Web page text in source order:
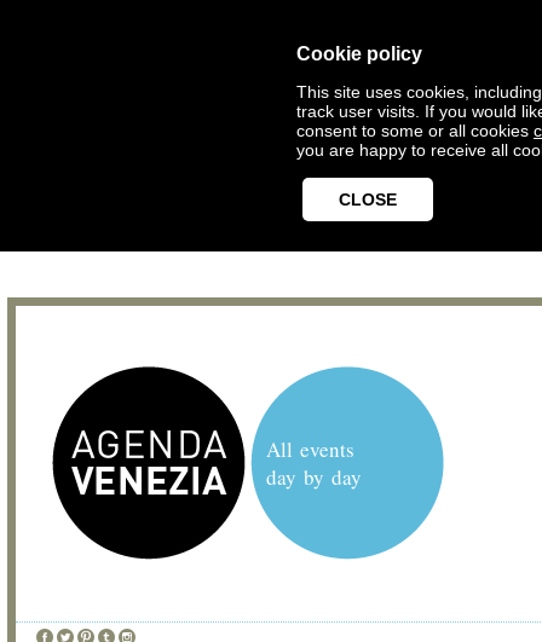
Cookie policy
This site uses cookies,
track user visits. If you would
consent to some or all cookies
you are happy to receive all
CLOSE
All events
day by day